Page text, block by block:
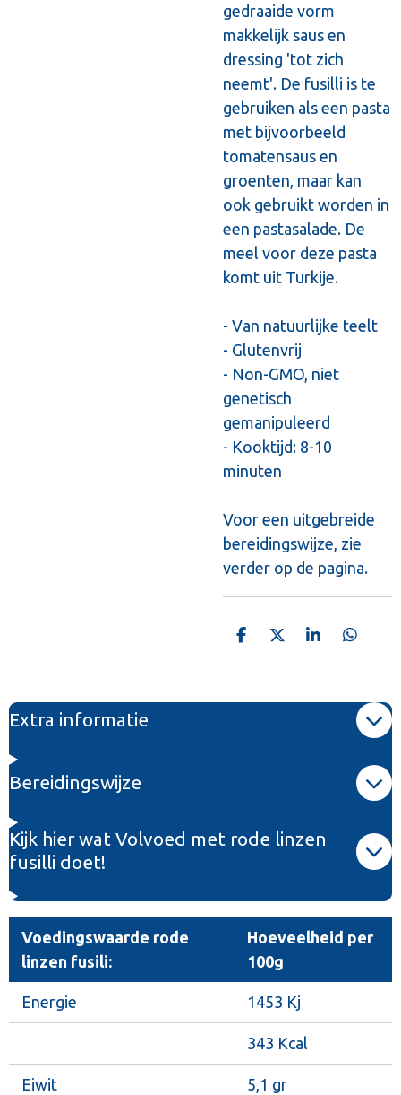
gedraaide vorm
makkelijk saus en
dressing 'tot zich
neemt'. De fusilli is te
gebruiken als een pasta
met bijvoorbeeld
tomatensaus en
groenten, maar kan
ook gebruikt worden in
een pastasalade. De
meel voor deze pasta
komt uit Turkije.
- Van natuurlijke teelt
- Glutenvrij
- Non-GMO, niet
genetisch
gemanipuleerd
- Kooktijd: 8-10
minuten
Voor een uitgebreide
bereidingswijze, zie
verder op de pagina.
D
n
D
S
e
D
n
Extra informatie
Bereidingswijze
Kijk hier wat Volvoed met rode linzen
fusilli doet!
Voedingswaarde rode
linzen fusili:
Hoeveelheid per
100g
Energie 1453 Kj
343 Kcal
Eiwit 5,1 gr